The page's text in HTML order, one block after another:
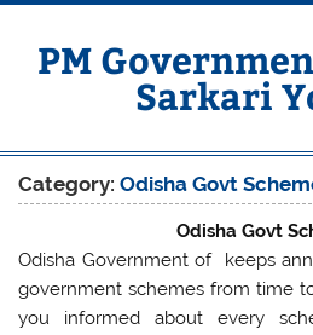
Skip
contentPM
Sarkari
Category:Odisha Govt
Odisha Govt
Odisha Government of keeps
government schemes from time
you informed about every